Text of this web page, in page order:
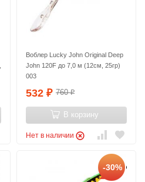
Воблер Lucky John Original Deep
John 120F до 7,0 м (12см, 25гр)
003
532 ₽ 760₽
В корзину
Нет в наличии
-30%